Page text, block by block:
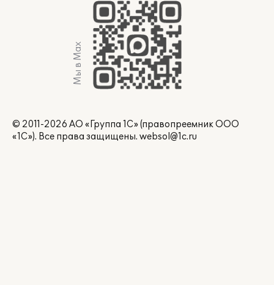
Мы в Max
© 2011-2026 АО «Группа 1С» (правопреемник ООО
«1С»). Все права защищены. websol@1c.ru